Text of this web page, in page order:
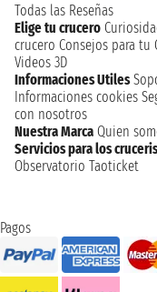
Todas las Reseñas
Elige tu crucero
crucero Consejos para tu
Videos 3D
Informaciones Utiles
Informaciones cookies
con nosotros
Nuestra Marca Quien
Servicios para los
Observatorio Taoticket
Pagos